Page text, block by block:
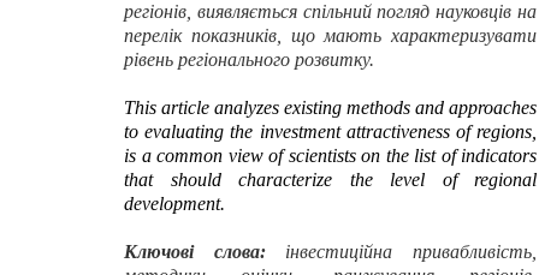
регіонів, виявляється спільний погляд науковців на
перелік показників, що мають характеризувати
рівень регіонального розвитку.
This article analyzes existing methods and approaches
to evaluating the investment attractiveness of regions,
is a common view of scientists on the list of indicators
that should characterize the level of regional
development.
Ключовіслова: інвестиційна привабливість